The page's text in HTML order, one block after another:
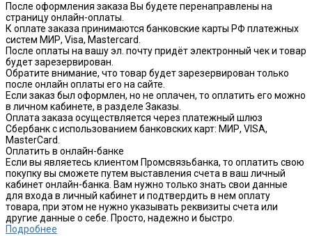
После оформления заказа Вы будете перенаправлены на
страницу онлайн-оплаты.
К оплате заказа принимаются банковские карты РФ платежных
систем МИР, Visa, Mastercard.
После оплаты на вашу эл. почту придёт электронный чек и товар
будет зарезервирован.
Обратите внимание, что товар будет зарезервирован только
после онлайн оплаты его на сайте.
Если заказ был оформлен, но не оплачен, то оплатить его можно
в личном кабинете, в разделе Заказы.
Оплата заказа осуществляется через платежный шлюз
Сбербанк с использованием банковских карт: МИР, VISA,
MasterCard.
Оплатить в онлайн-банке
Если вы являетесь клиентом Промсвязьбанка, то оплатить свою
покупку вы сможете путем выставления счета в ваш личный
кабинет онлайн-банка. Вам нужно только знать свои данные
для входа в личный кабинет и подтвердить в нем оплату
товара, при этом не нужно указывать реквизиты счета или
другие данные о себе. Просто, надежно и быстро.
Подробнее